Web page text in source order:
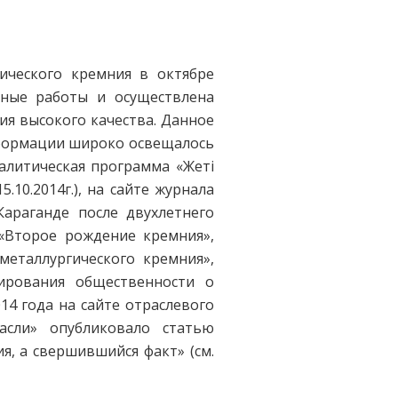
кремния в октябре
работы и осуществлена
высокого качества. Данное
широко освещалось
программа «Жеті
на сайте журнала
после двухлетнего
рождение кремния»,
кремния»,
общественности о
года на сайте отраслевого
опубликовало статью
а свершившийся факт» (см.